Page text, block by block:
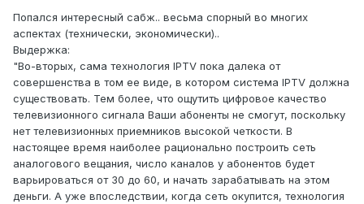
Попался интересный сабж.. весьма спорный во многих
аспектах (технически, экономически)..
Выдержка:
"Во-вторых, сама технология IPTV пока далека от
совершенства в том ее виде, в котором система IPTV должна
существовать. Тем более, что ощутить цифровое качество
телевизионного сигнала Ваши абоненты не смогут, поскольку
нет телевизионных приемников высокой четкости. В
настоящее время наиболее рационально построить сеть
аналогового вещания, число каналов у абонентов будет
варьироваться от 30 до 60, и начать зарабатывать на этом
деньги. А уже впоследствии, когда сеть окупится, технология